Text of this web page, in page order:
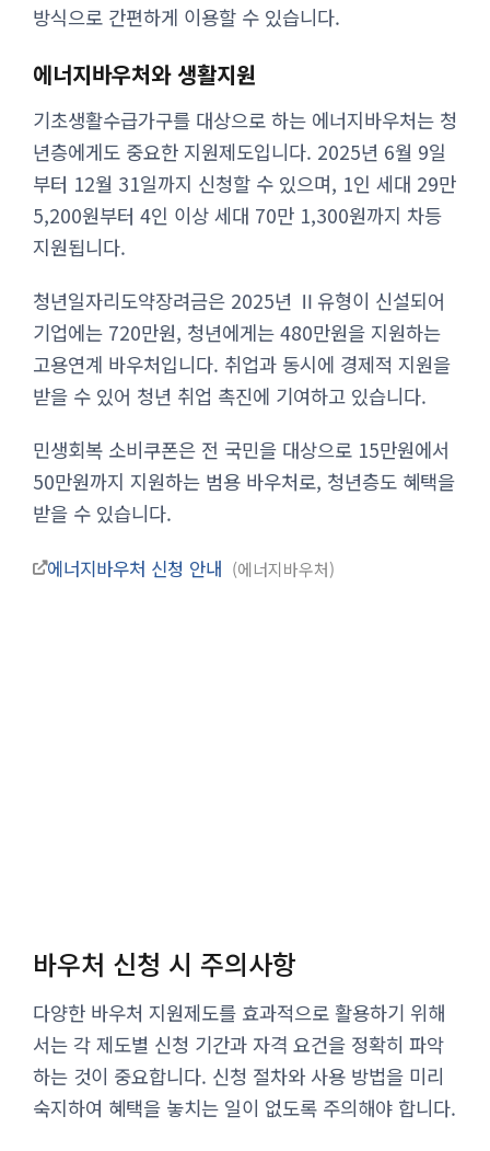
방식으로 간편하게 이용할 수 있습니다.
에너지바우처와 생활지원
기초생활수급가구를 대상으로 하는 에너지바우처는 청
년층에게도 중요한 지원제도입니다. 2025년 6월 9일
부터 12월 31일까지 신청할 수 있으며, 1인 세대 29만
5,200원부터 4인 이상 세대 70만 1,300원까지 차등
지원됩니다.
청년일자리도약장려금은 2025년 Ⅱ유형이 신설되어
기업에는 720만원, 청년에게는 480만원을 지원하는
고용연계 바우처입니다. 취업과 동시에 경제적 지원을
받을 수 있어 청년 취업 촉진에 기여하고 있습니다.
민생회복 소비쿠폰은 전 국민을 대상으로 15만원에서
50만원까지 지원하는 범용 바우처로, 청년층도 혜택을
받을 수 있습니다.
에너지바우처 신청 안내 에너지바우처
바우처 신청 시 주의사항
다양한 바우처 지원제도를 효과적으로 활용하기 위해
서는 각 제도별 신청 기간과 자격 요건을 정확히 파악
하는 것이 중요합니다. 신청 절차와 사용 방법을 미리
숙지하여 혜택을 놓치는 일이 없도록 주의해야 합니다.